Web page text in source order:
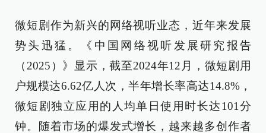
微短剧作为新兴的网络视听业态，近年来发展
势头迅猛。《中国网络视听发展研究报告
（2025）》显示，截至2024年12月，微短剧用
户规模达6.62亿人次，半年增长率高达14.8%，
微短剧独立应用的人均单日使用时长达101分
钟。随着市场的爆发式增长，越来越多创作者